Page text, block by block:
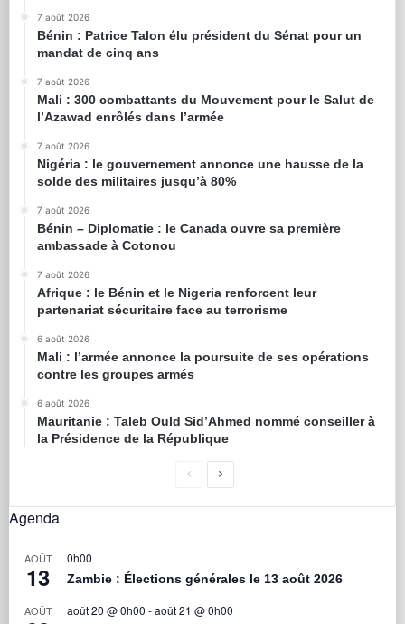
7 août 2026
Bénin : Patrice Talon élu président du Sénat pour un
mandat de cinq ans
7 août 2026
Mali : 300 combattants du Mouvement pour le Salut de
l’Azawad enrôlés dans l’armée
7 août 2026
Nigéria : le gouvernement annonce une hausse de la
solde des militaires jusqu’à 80%
7 août 2026
Bénin – Diplomatie : le Canada ouvre sa première
ambassade à Cotonou
7 août 2026
Afrique : le Bénin et le Nigeria renforcent leur
partenariat sécuritaire face au terrorisme
6 août 2026
Mali : l’armée annonce la poursuite de ses opérations
contre les groupes armés
6 août 2026
Mauritanie : Taleb Ould Sid’Ahmed nommé conseiller à
la Présidence de la République
Agenda
AOÛT
13
0h00
Zambie : Élections générales le 13 août 2026
AOÛT août 20 @ 0h00 -août 21 @ 0h00